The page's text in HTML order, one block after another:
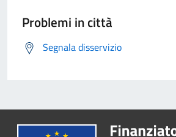
Problemi in città
Segnala disservizio